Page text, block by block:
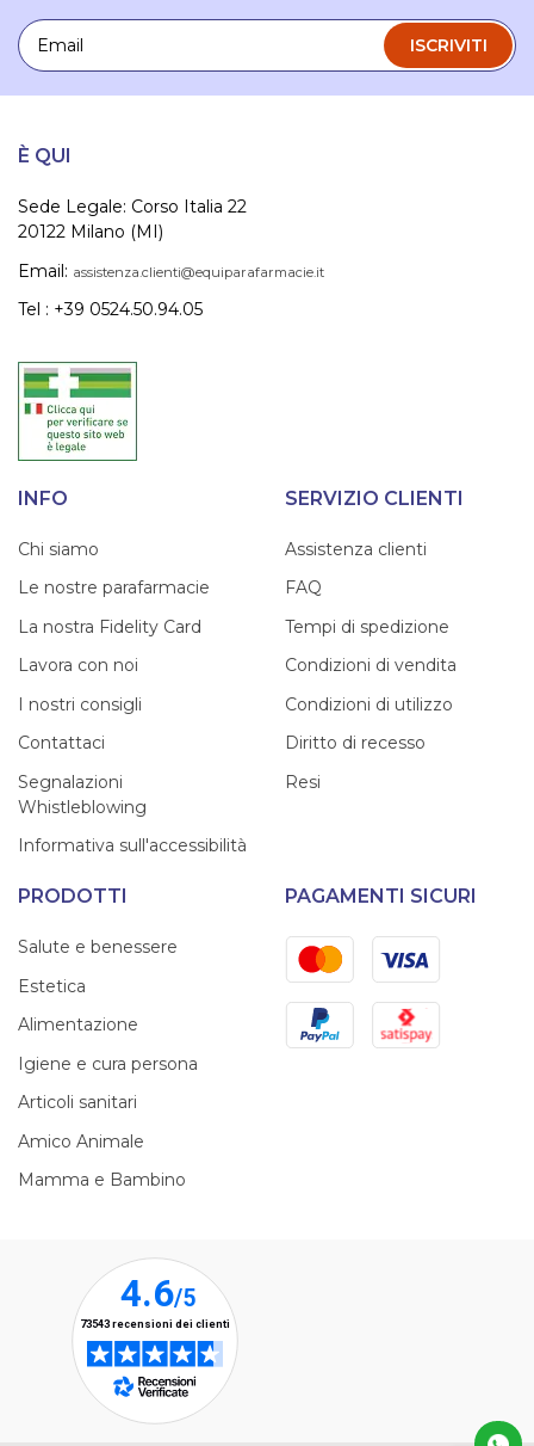
Email
ISCRIVITI
È QUI
Sede Legale: Corso Italia 22
20122 Milano (MI)
Email: assistenza.clienti@equiparafarmacie.it
Tel : +39 0524.50.94.05
INFO
Chi siamo
Le nostre parafarmacie
La nostra Fidelity Card
Lavora con noi
I nostri consigli
Contattaci
Segnalazioni
Whistleblowing
Informativa sull'accessibilità
SERVIZIO CLIENTI
Assistenza clienti
FAQ
Tempi di spedizione
Condizioni di vendita
Condizioni di utilizzo
Diritto di recesso
Resi
PRODOTTI
Salute e benessere
Estetica
Alimentazione
Igiene e cura persona
Articoli sanitari
Amico Animale
Mamma e Bambino
PAGAMENTI SICURI
MastercardVisa
PayPal Satispay